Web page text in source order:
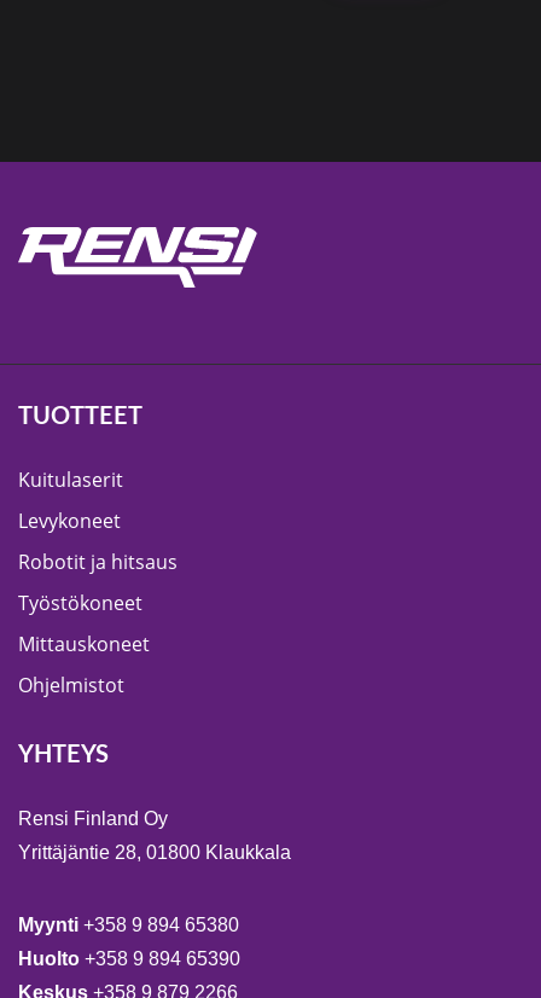
TUOTTEET
Kuitulaserit
Levykoneet
Robotit ja hitsaus
Työstökoneet
Mittauskoneet
Ohjelmistot
YHTEYS
Rensi Finland Oy
Yrittäjäntie 28, 01800 Klaukkala
Myynti +358 9 894 65380
Huolto +358 9 894 65390
Keskus +358 9 879 2266